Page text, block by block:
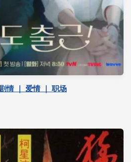
情 ｜ 爱情 ｜ 职场